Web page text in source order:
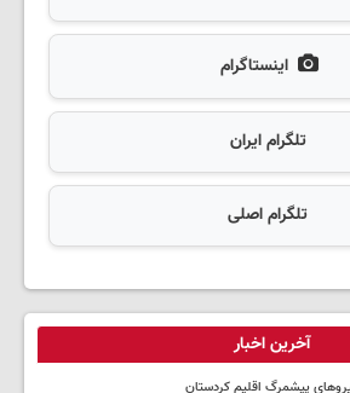
آپارات
اینستاگرام
تلگرام ایران
تلگرام اصلی
آخرین اخبار